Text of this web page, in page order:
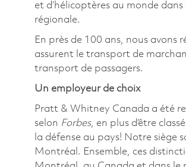
et d’hélicoptères au monde dans
régionale.
En près de 100 ans, nous avons
assurent le transport de
transport de passagers.
Un employeur de choix
Pratt & Whitney Canada a été
selon Forbes, en plus d’être
la défense au pays! Notre siège
Montréal. Ensemble, ces